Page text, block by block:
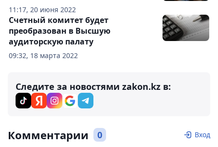
11:17, 20 июня 2022
09:32, 18 марта 2022
Счетный комитет будет
преобразован в Высшую
аудиторскую палату
Следите за новостями zakon.kz в:
Комментарии 0 Вход